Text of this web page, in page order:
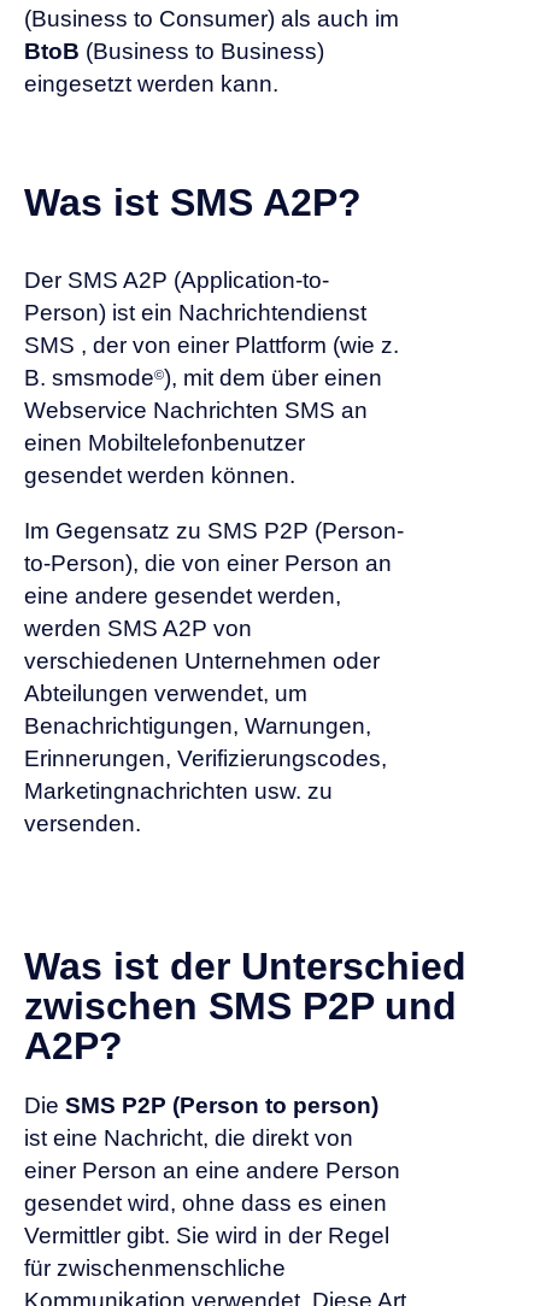
(Business to Consumer) als auch im
BtoB (Business to Business)
eingesetzt werden kann.
Was ist SMS A2P?
Der SMS A2P (Application-to-
Person) ist ein Nachrichtendienst
SMS , der von einer Plattform (wie z.
B. smsmode©), mit dem über einen
Webservice Nachrichten SMS an
einen Mobiltelefonbenutzer
gesendet werden können.
Im Gegensatz zu SMS P2P (Person-
to-Person), die von einer Person an
eine andere gesendet werden,
werden SMS A2P von
verschiedenen Unternehmen oder
Abteilungen verwendet, um
Benachrichtigungen, Warnungen,
Erinnerungen, Verifizierungscodes,
Marketingnachrichten usw. zu
versenden.
Was ist der Unterschied
zwischen SMS P2P und
A2P?
Die SMS P2P (Person to person)
ist eine Nachricht, die direkt von
einer Person an eine andere Person
gesendet wird, ohne dass es einen
Vermittler gibt. Sie wird in der Regel
für zwischenmenschliche
Kommunikation verwendet. Diese Art